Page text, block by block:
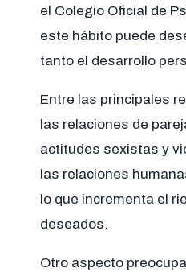
el Colegio Oficial de
este hábito puede
tanto el desarrollo
Entre las principales
las relaciones de
actitudes sexistas y
las relaciones
lo que incrementa el
deseados.
Otro aspecto